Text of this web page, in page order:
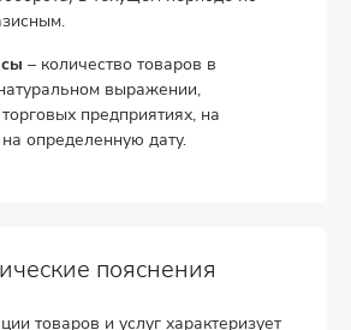
– количество товаров в
выражении,
предприятиях, на
определенную дату.
пояснения
товаров и услуг характеризует